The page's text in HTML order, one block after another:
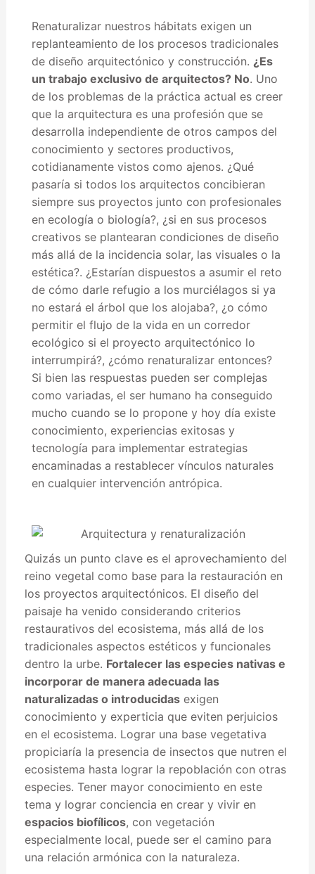
Renaturalizar nuestros hábitats exigen un
replanteamiento de los procesos tradicionales
de diseño arquitectónico y construcción. ¿Es
un trabajo exclusivo de arquitectos? No. Uno
de los problemas de la práctica actual es creer
que la arquitectura es una profesión que se
desarrolla independiente de otros campos del
conocimiento y sectores productivos,
cotidianamente vistos como ajenos. ¿Qué
pasaría si todos los arquitectos concibieran
siempre sus proyectos junto con profesionales
en ecología o biología?, ¿si en sus procesos
creativos se plantearan condiciones de diseño
más allá de la incidencia solar, las visuales o la
estética?. ¿Estarían dispuestos a asumir el reto
de cómo darle refugio a los murciélagos si ya
no estará el árbol que los alojaba?, ¿o cómo
permitir el flujo de la vida en un corredor
ecológico si el proyecto arquitectónico lo
interrumpirá?, ¿cómo renaturalizar entonces?
Si bien las respuestas pueden ser complejas
como variadas, el ser humano ha conseguido
mucho cuando se lo propone y hoy día existe
conocimiento, experiencias exitosas y
tecnología para implementar estrategias
encaminadas a restablecer vínculos naturales
en cualquier intervención antrópica.
Quizás un punto clave es el aprovechamiento del
reino vegetal como base para la restauración en
los proyectos arquitectónicos. El diseño del
paisaje ha venido considerando criterios
restaurativos del ecosistema, más allá de los
tradicionales aspectos estéticos y funcionales
dentro la urbe. Fortalecer las especies nativas e
incorporar de manera adecuada las
naturalizadas o introducidasexigen
conocimiento y experticia que eviten perjuicios
en el ecosistema. Lograr una base vegetativa
propiciaría la presencia de insectos que nutren el
ecosistema hasta lograr la repoblación con otras
especies. Tener mayor conocimiento en este
tema y lograr conciencia en crear y vivir en
espacios biofílicos, con vegetación
especialmente local, puede ser el camino para
una relación armónica con la naturaleza.